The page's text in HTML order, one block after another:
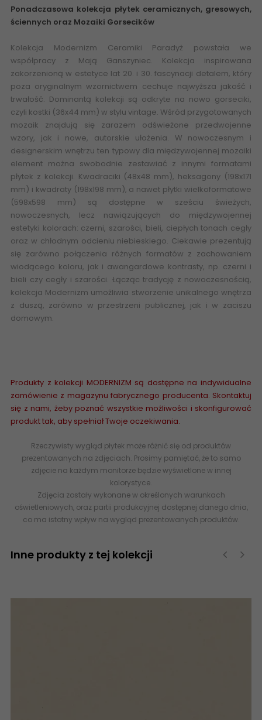
Ponadczasowa kolekcja płytek ceramicznych, gresowych,
ściennych oraz Mozaiki Gorsecików
Kolekcja Modernizm Ceramiki Paradyż powstała we
współpracy z Mają Ganszyniec. Kolekcja inspirowana
zakorzenioną w estetyce lat 20. i 30. fascynacji detalem, który
poza oryginalnym wzornictwem cechuje najwyższa jakość i
trwałość. Dominantą kolekcji są odkryte na nowo gorseciki,
czyli kostki (36x44 mm) w stylu vintage. Wśród przygotowanych
mozaik znajdują się zarazem odświeżone przedwojenne
wzory, jak i nowe, autorskie ułożenia. W nowoczesnym i
designerskim wnętrzu ten typowy dla międzywojennej mozaiki
element można swobodnie zestawiać z innymi formatami
płytek z kolekcji. Kwadraciki (48x48 mm), heksagony (198x171
mm) i kwadraty (198x198 mm), a nawet płytki wielkoformatowe
(598x598 mm) są dostępne w sześciu świeżych,
nowoczesnych, lecz nawiązujących do międzywojennej
estetyki kolorach: czerni, szarości, bieli, ciepłych tonach cegły
oraz w chłodnym odcieniu niebieskiego. Ciekawie prezentują
się zarówno połączenia różnych formatów z zachowaniem
wiodącego koloru, jak i awangardowe kontrasty, np. czerni i
bieli czy cegły i szarości. Łącząc tradycję z nowoczesnością,
kolekcja Modernizm umożliwia stworzenie unikalnego wnętrza
z duszą, zarówno w przestrzeni publicznej, jak i w zaciszu
domowym.
Produkty z kolekcji MODERNIZM są dostępne na indywidualne
zamówienie z magazynu fabrycznego producenta. Skontaktuj
się z nami, żeby poznać wszystkie możliwości i skonfigurować
produkt tak, aby spełniał Twoje oczekiwania.
Rzeczywisty wygląd płytek może różnić się od produktów
prezentowanych na zdjęciach. Prosimy pamiętać, że to samo
zdjęcie na każdym monitorze będzie wyświetlone w innej
kolorystyce.
Zdjęcia zostały wykonane w określonych warunkach
oświetleniowych, oraz partii produkcyjnej dostępnej danego dnia,
co ma istotny wpływ na wygląd prezentowanych produktów.
Inne produkty z tej kolekcji